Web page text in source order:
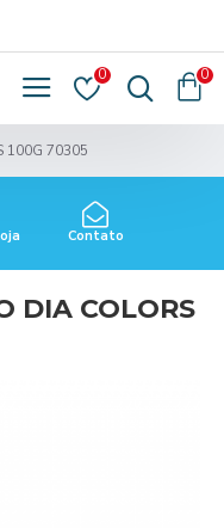
0 0
100G 70305
Contato
DIA COLORS